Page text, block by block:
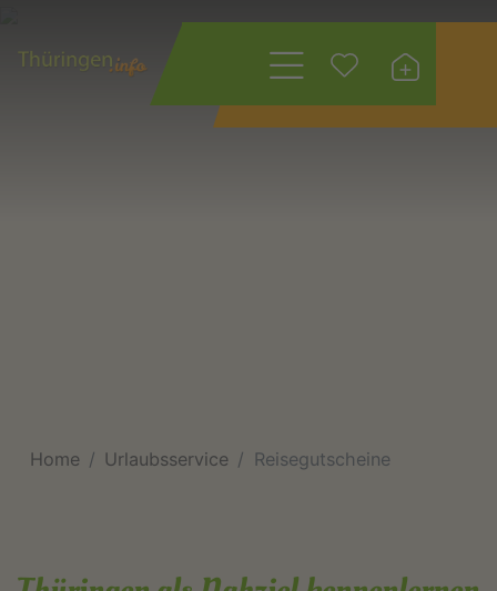
Wonach suchen
Home Urlaubsservice Reisegutscheine